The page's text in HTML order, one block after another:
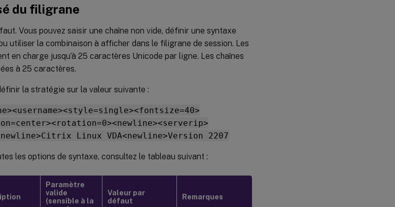
du filigrane
Vous pouvez saisir une chaîne non vide, définir une syntaxe
utiliser la combinaison à afficher dans le filigrane de session. Les
en charge jusqu’à 25 caractères Unicode par ligne. Les chaînes
à 25 caractères.
la stratégie sur la valeur suivante :
Linux VDA<newline>Version 2207
les options de syntaxe, consultez le tableau suivant :
Paramètre
valide
(sensible à la
Valeur par
défaut
Remarques